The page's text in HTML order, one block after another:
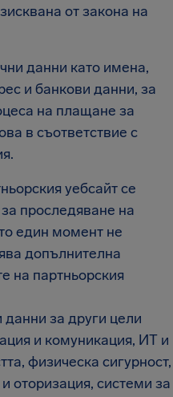
от закона на
данни като имена,
и банкови данни, за
на плащане за
в съответствие с
уебсайт се
проследяване на
един момент не
допълнителна
на партньорския
за други цели
и комуникация, ИТ и
физическа сигурност,
оторизация, системи за